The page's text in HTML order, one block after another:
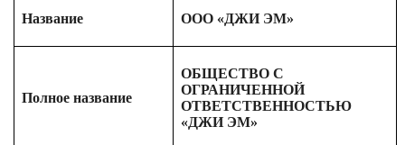
Название ООО «ДЖИ ЭМ»
Полное название
ОБЩЕСТВО С
ОГРАНИЧЕННОЙ
ОТВЕТСТВЕННОСТЬЮ
«ДЖИ ЭМ»